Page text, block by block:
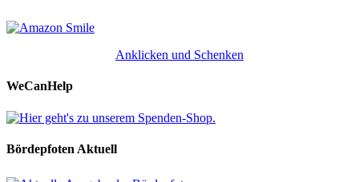
Anklicken und Schenken
WeCanHelp
Bördepfoten Aktuell